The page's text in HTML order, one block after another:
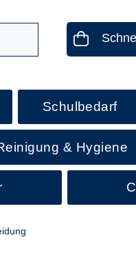
Schulbedarf
& Hygiene